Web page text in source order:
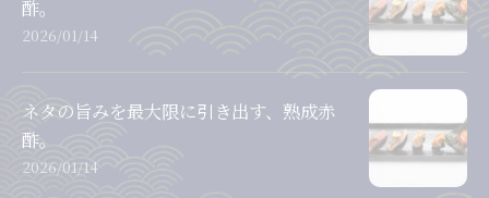
酢。
2026/01/14
ネタの旨みを最大限に引き出す、熟成赤
酢。
2026/01/14